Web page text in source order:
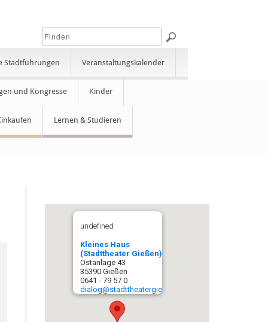
Stadtführungen Veranstaltungskalender
und Kongresse Kinder
Lernen & Studieren
undefined
Kleines Haus
(Stadttheater Gießen)
Ostanlage 43
35390 Gießen
0641 - 79 57 0
dialog@stadttheatergiessen.de